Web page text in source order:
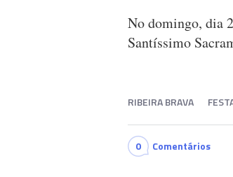
No domingo, dia
Santíssimo
RIBEIRA BRAVA
0 Comentários